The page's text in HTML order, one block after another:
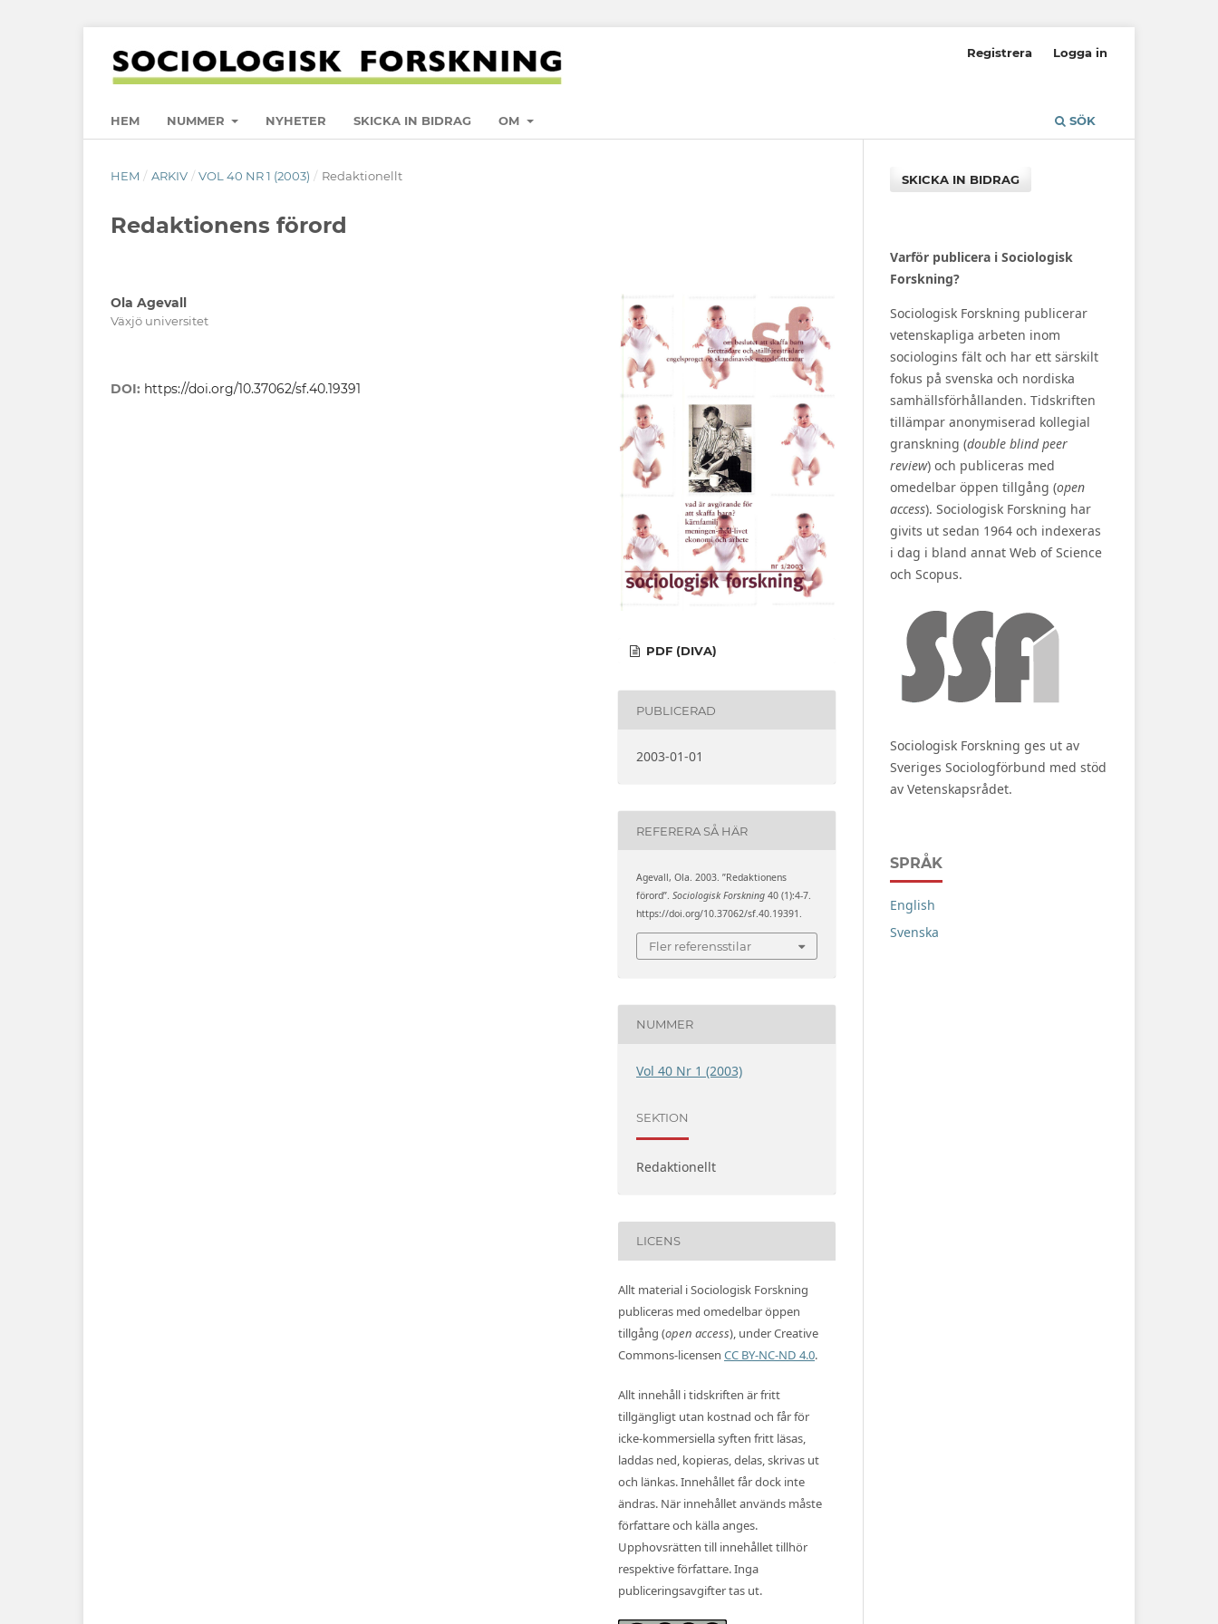
HEM NUMMER NYHETER SKICKA IN BIDRAG OM SÖK
Registrera Logga in
HEM / ARKIV / VOL 40 NR 1 (2003) / Redaktionellt
Redaktionens förord
Ola Agevall
Växjö universitet
DOI: https://doi.org/10.37062/sf.40.19391
PDF (DIVA)
PUBLICERAD
2003-01-01
REFERERA SÅ HÄR
Agevall, Ola. 2003. ”Redaktionens
förord”.Sociologisk Forskning 40 (1):4-7.
https://doi.org/10.37062/sf.40.19391.
Fler referensstilar
NUMMER
Vol 40 Nr 1 (2003)
SEKTION
Redaktionellt
LICENS
Allt material i Sociologisk Forskning
publiceras med omedelbar öppen
tillgång (open access), under Creative
Commons-licensen CC BY-NC-ND 4.0.
Allt innehåll i tidskriften är fritt
tillgängligt utan kostnad och får för
icke-kommersiella syften fritt läsas,
laddas ned, kopieras, delas, skrivas ut
och länkas. Innehållet får dock inte
ändras. När innehållet används måste
författare och källa anges.
Upphovsrätten till innehållet tillhör
respektive författare. Inga
publiceringsavgifter tas ut.
SKICKA IN BIDRAG
Varför publicera i Sociologisk
Forskning?
Sociologisk Forskning publicerar
vetenskapliga arbeten inom
sociologins fält och har ett särskilt
fokus på svenska och nordiska
samhällsförhållanden. Tidskriften
tillämpar anonymiserad kollegial
granskning (double blind peer
review) och publiceras med
omedelbar öppen tillgång (open
access). Sociologisk Forskning har
givits ut sedan 1964 och indexeras
i dag i bland annat Web of Science
och Scopus.
Sociologisk Forskning ges ut av
Sveriges Sociologförbund med stöd
av Vetenskapsrådet.
SPRÅK
English
Svenska